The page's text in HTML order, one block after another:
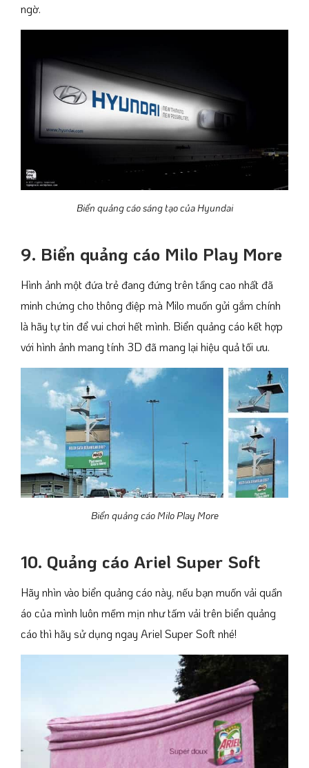
ngờ.
Biển quảng cáo sáng tạo của Hyundai
9. Biển quảng cáo Milo Play More
Hình ảnh một đứa trẻ đang đứng trên tầng cao nhất đã
minh chứng cho thông điệp mà Milo muốn gửi gắm chính
là hãy tự tin để vui chơi hết mình. Biển quảng cáo kết hợp
với hình ảnh mang tính 3D đã mang lại hiệu quả tối ưu.
Biển quảng cáo Milo Play More
10. Quảng cáo Ariel Super Soft
Hãy nhìn vào biển quảng cáo này, nếu bạn muốn vải quần
áo của mình luôn mềm mịn như tấm vải trên biển quảng
cáo thì hãy sử dụng ngay Ariel Super Soft nhé!